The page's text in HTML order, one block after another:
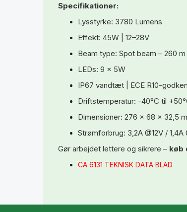
Specifikationer:
Lysstyrke: 3780 Lumens
Effekt: 45W | 12–28V
Beam type: Spot beam – 260
LEDs: 9 x 5W
IP67 vandtæt | ECE R10-
Driftstemperatur: -40°C til
Dimensioner: 276 x 68 x 32,5
Strømforbrug: 3,2A @12V / 1,4A
Gør arbejdet lettere og sikrere – køb
CA 6131 TEKNISK DATA BLAD